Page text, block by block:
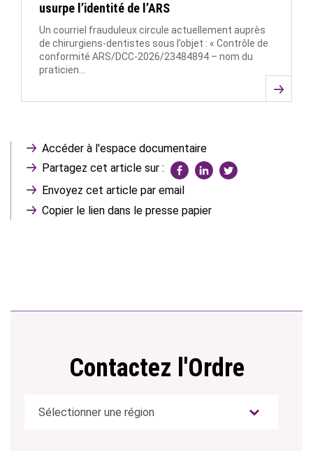
usurpe l’identité de l’ARS
Un courriel frauduleux circule actuellement auprès
de chirurgiens-dentistes sous l’objet : « Contrôle de
conformité ARS/DCC-2026/23484894 – nom du
praticien…
Accéder à l'espace documentaire
Partagez cet article sur :
Envoyez cet article par email
Copier le lien dans le presse papier
Contactez l'Ordre